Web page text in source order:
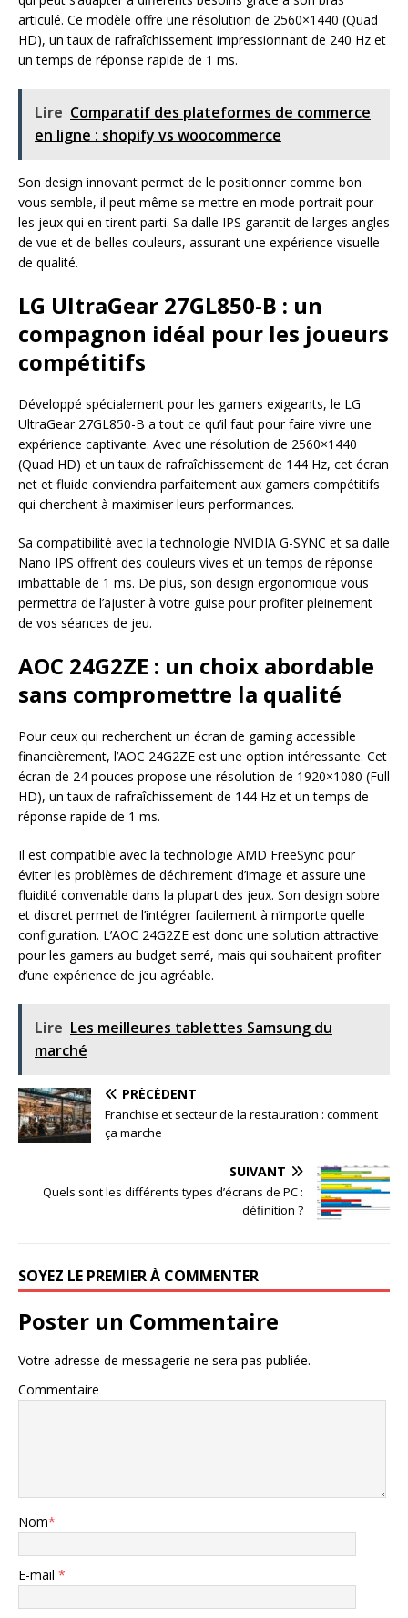
articulé. Ce modèle offre une résolution de 2560×1440 (Quad
HD), un taux de rafraîchissement impressionnant de 240 Hz et
un temps de réponse rapide de 1 ms.
Lire Comparatif des plateformes de commerce
en ligne : shopify vs woocommerce
Son design innovant permet de le positionner comme bon
vous semble, il peut même se mettre en mode portrait pour
les jeux qui en tirent parti. Sa dalle IPS garantit de larges angles
de vue et de belles couleurs, assurant une expérience visuelle
de qualité.
LG UltraGear 27GL850-B : un
compagnon idéal pour les joueurs
compétitifs
Développé spécialement pour les gamers exigeants, le LG
UltraGear 27GL850-B a tout ce qu’il faut pour faire vivre une
expérience captivante. Avec une résolution de 2560×1440
(Quad HD) et un taux de rafraîchissement de 144 Hz, cet écran
net et fluide conviendra parfaitement aux gamers compétitifs
qui cherchent à maximiser leurs performances.
Sa compatibilité avec la technologie NVIDIA G-SYNC et sa dalle
Nano IPS offrent des couleurs vives et un temps de réponse
imbattable de 1 ms. De plus, son design ergonomique vous
permettra de l’ajuster à votre guise pour profiter pleinement
de vos séances de jeu.
AOC 24G2ZE : un choix abordable
sans compromettre la qualité
Pour ceux qui recherchent un écran de gaming accessible
financièrement, l’AOC 24G2ZE est une option intéressante. Cet
écran de 24 pouces propose une résolution de 1920×1080 (Full
HD), un taux de rafraîchissement de 144 Hz et un temps de
réponse rapide de 1 ms.
Il est compatible avec la technologie AMD FreeSync pour
éviter les problèmes de déchirement d’image et assure une
fluidité convenable dans la plupart des jeux. Son design sobre
et discret permet de l’intégrer facilement à n’importe quelle
configuration. L’AOC 24G2ZE est donc une solution attractive
pour les gamers au budget serré, mais qui souhaitent profiter
d’une expérience de jeu agréable.
Lire Les meilleures tablettes Samsung du
marché
PRÉCÉDENT
Franchise et secteur de la restauration : comment
ça marche
SUIVANT
Quels sont les différents types d’écrans de PC :
définition ?
SOYEZ LE PREMIER À COMMENTER
Poster un Commentaire
Votre adresse de messagerie ne sera pas publiée.
Commentaire
Nom*
E-mail *